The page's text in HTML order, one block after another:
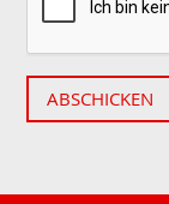
ABSCHICKEN